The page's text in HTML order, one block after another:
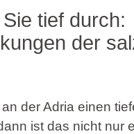
tief durch:
der
der Adria einen
ist das nicht nur